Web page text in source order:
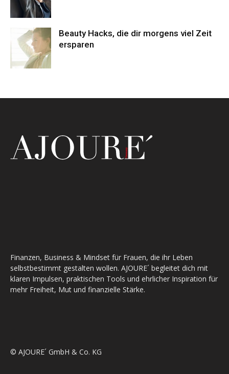
Beauty Hacks, die dir morgens viel Zeit
ersparen
Finanzen, Business & Mindset für Frauen, die ihr Leben
selbstbestimmt gestalten wollen. AJOURE´ begleitet dich mit
klaren Impulsen, praktischen Tools und ehrlicher Inspiration für
mehr Freiheit, Mut und finanzielle Stärke.
© AJOURE´ GmbH & Co. KG